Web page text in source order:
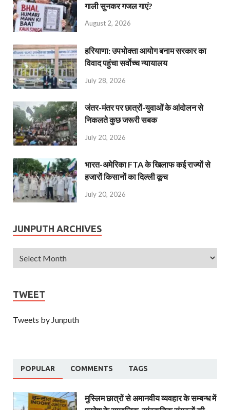
गाली सुनकर गजल गाएं?
August 2, 2026
हरियाणा: उपभोक्ता आयोग बनाम सरकार का
विवाद पहुंचा सर्वोच्च न्यायालय
July 28, 2026
जंतर-मंतर पर छात्रों-युवाओं के आंदोलन से
निकलते कुछ जरूरी सबक
July 20, 2026
भारत-अमेरिका FTA के खिलाफ कई राज्यों से
हजारों किसानों का दिल्ली कूच
July 20, 2026
JUNPUTH ARCHIVES
TWEET
Tweets by Junputh
POPULAR COMMENTS TAGS
मुस्लिम छात्रों से अमानवीय व्यवहार के सम्बन्ध में